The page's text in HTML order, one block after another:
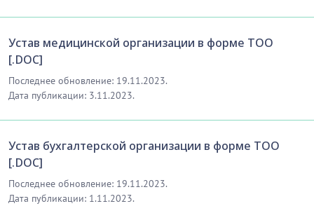
Устав медицинской организации в форме ТОО
[.DOC]
Последнее обновление: 19.11.2023.
Дата публикации: 3.11.2023.
Устав бухгалтерской организации в форме ТОО
[.DOC]
Последнее обновление: 19.11.2023.
Дата публикации: 1.11.2023.